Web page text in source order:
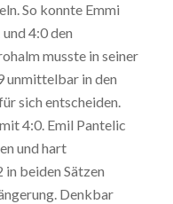
So konnte Emmi
4:0 den
musste in seiner
unmittelbar in den
sich entscheiden.
4:0. Emil Pantelic
und hart
beiden Sätzen
Denkbar